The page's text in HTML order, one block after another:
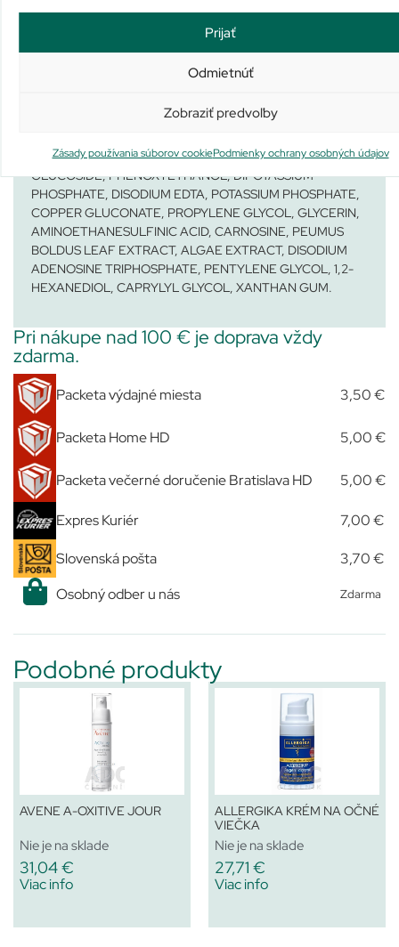
Prijať
Odmietnúť
Zobraziť predvoľby
Zásady používania súborov cookiePodmienky ochrany osobných údajov
GLYCOL, CYCLOPENTASILOXANE,
FRUCTOOLIGOSACCHARIDES, CAPRYLYL/CAPRYL
GLUCOSIDE, PHENOXYETHANOL, DIPOTASSIUM
PHOSPHATE, DISODIUM EDTA, POTASSIUM PHOSPHATE,
COPPER GLUCONATE, PROPYLENE GLYCOL, GLYCERIN,
AMINOETHANESULFINIC ACID, CARNOSINE, PEUMUS
BOLDUS LEAF EXTRACT, ALGAE EXTRACT, DISODIUM
ADENOSINE TRIPHOSPHATE, PENTYLENE GLYCOL, 1,2-
HEXANEDIOL, CAPRYLYL GLYCOL, XANTHAN GUM.
Pri nákupe nad 100 € je doprava vždy
zdarma.
Packeta výdajné miesta 3,50 €
Packeta Home HD 5,00 €
Packeta večerné doručenie Bratislava HD 5,00 €
Expres Kuriér 7,00 €
Slovenská pošta
3,70 €
Osobný odber u nás
Zdarma
Podobné produkty
AVENE A-OXITIVE JOUR
Nie je na sklade
31,04€
Viac info
ALLERGIKA KRÉM NA OČNÉ
VIEČKA
Nie je na sklade
27,71 €
Viac info